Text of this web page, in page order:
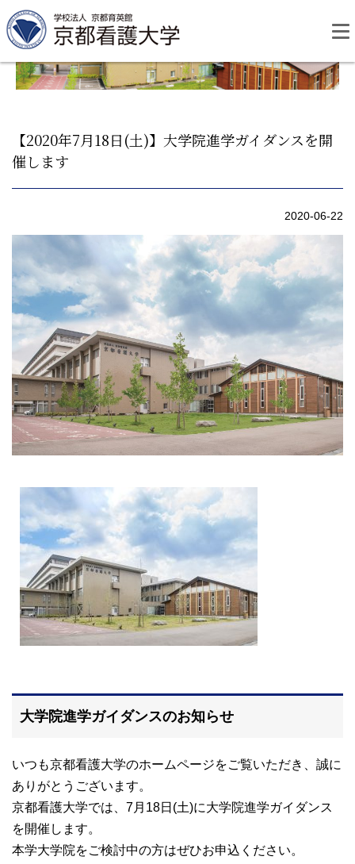
看護学部・編入学
学校生活
大学院【博士前期課程】
大学院【博士後期課程】
看護の智協働開発センター
入試案内
Q＆A
在校生専用
to
【2020年7月18日(土)】大学院進学ガイダンスを開
催します
2020-06-22
大学院進学ガイダンスのお知らせ
いつも京都看護大学のホームページをご覧いただき、誠に
ありがとうございます。
京都看護大学では、7月18日(土)に大学院進学ガイダンス
を開催します。
本学大学院をご検討中の方はぜひお申込ください。